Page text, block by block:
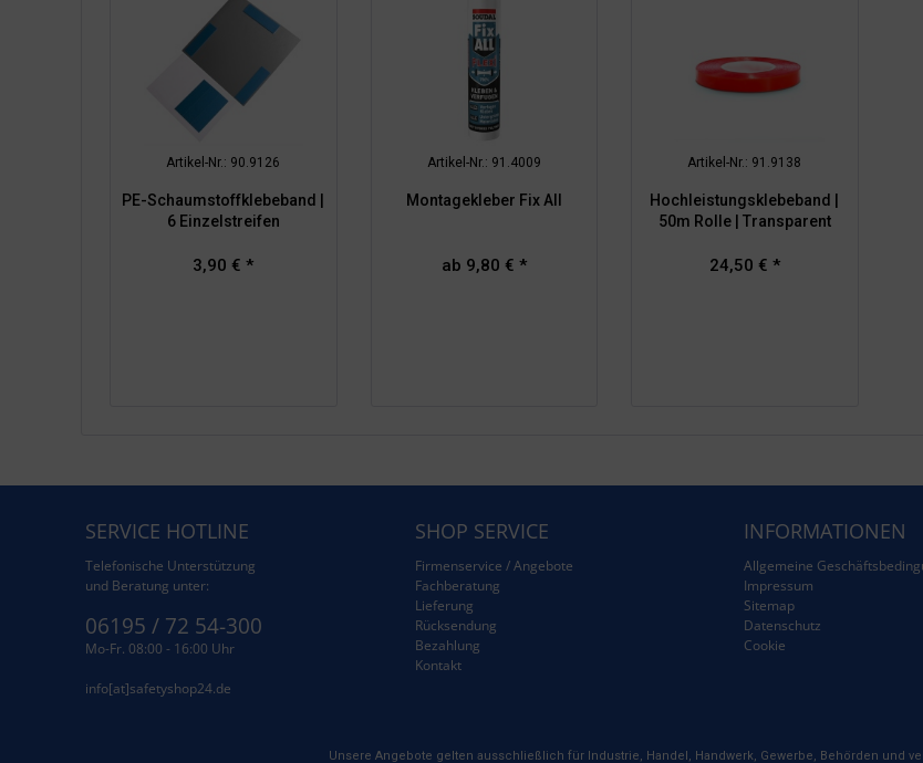
Artikel-Nr.: 90.9126
PE-Schaumstoffklebeband |
6 Einzelstreifen
3,90 € *
Artikel-Nr.: 91.4009
Montagekleber Fix All
ab 9,80 € *
Artikel-Nr.: 91.9138
Hochleistungsklebeband |
50m Rolle | Transparent
24,50 € *
SERVICE HOTLINE
Telefonische Unterstützung
und Beratung unter:
06195 / 72 54-300
Mo-Fr. 08:00 - 16:00 Uhr
info[at]safetyshop24.de
SHOP SERVICE
Firmenservice / Angebote
Fachberatung
Lieferung
Rücksendung
Bezahlung
Kontakt
INFORMATIONEN
Allgemeine
Impressum
Sitemap
Datenschutz
Cookie
Unsere Angebote gelten ausschließlich für Industrie, Handel, Handwerk, Gewerbe, Behörden und